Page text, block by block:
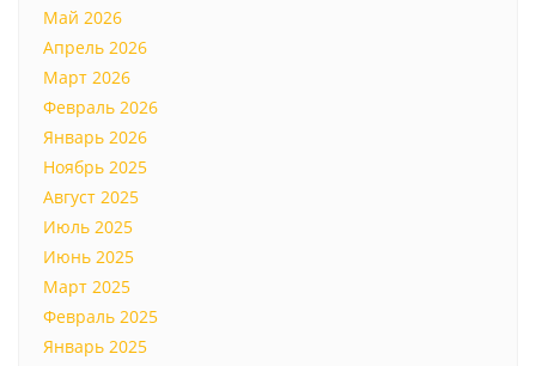
Май 2026
Апрель 2026
Март 2026
Февраль 2026
Январь 2026
Ноябрь 2025
Август 2025
Июль 2025
Июнь 2025
Март 2025
Февраль 2025
Январь 2025